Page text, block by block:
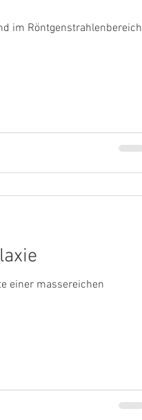
im Röntgenstrahlenbereich
einer massereichen